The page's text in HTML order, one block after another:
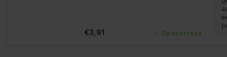
€3,91 Op voorraad